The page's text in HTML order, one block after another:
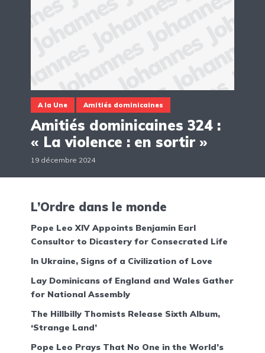
A la Une Amitiés dominicaines
Amitiés dominicaines 324 :
« La violence : en sortir »
19 décembre 2024
L’Ordre dans le monde
Pope Leo XIV Appoints Benjamin Earl
Consultor to Dicastery for Consecrated Life
In Ukraine, Signs of a Civilization of Love
Lay Dominicans of England and Wales Gather
for National Assembly
The Hillbilly Thomists Release Sixth Album,
‘Strange Land’
Pope Leo Prays That No One in the World’s